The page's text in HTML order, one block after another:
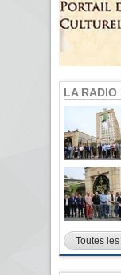
LA RADIO
Toutes